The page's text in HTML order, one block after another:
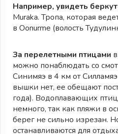
Например, увидеть
Muraka. Тропа, которая
в Oonurme (волость
За перелетными птицами
можно понаблюдать со
Синимяэ в 4 км от
вышки нет, ее обещают
года). Водоплавающих
немного, так как пляжи в
берег не сильно изрезан.
останавливаются для